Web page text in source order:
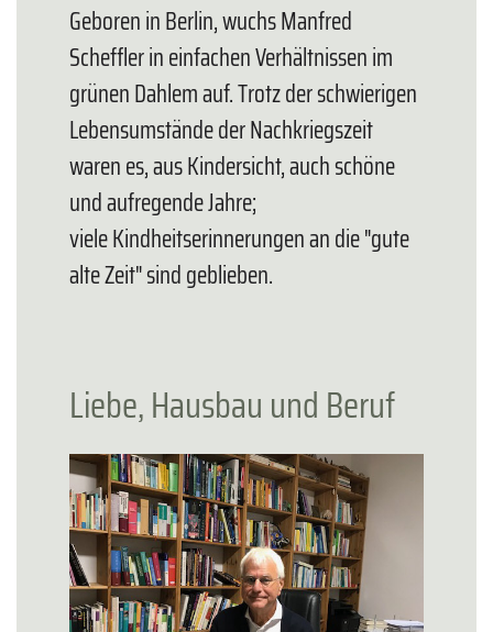
Geboren in Berlin, wuchs Manfred
Scheffler in einfachen Verhältnissen im
grünen Dahlem auf. Trotz der schwierigen
Lebensumstände der Nachkriegszeit
waren es, aus Kindersicht, auch schöne
und aufregende Jahre;
viele Kindheitserinnerungen an die "gute
alte Zeit" sind geblieben.
Liebe, Hausbau und Beruf